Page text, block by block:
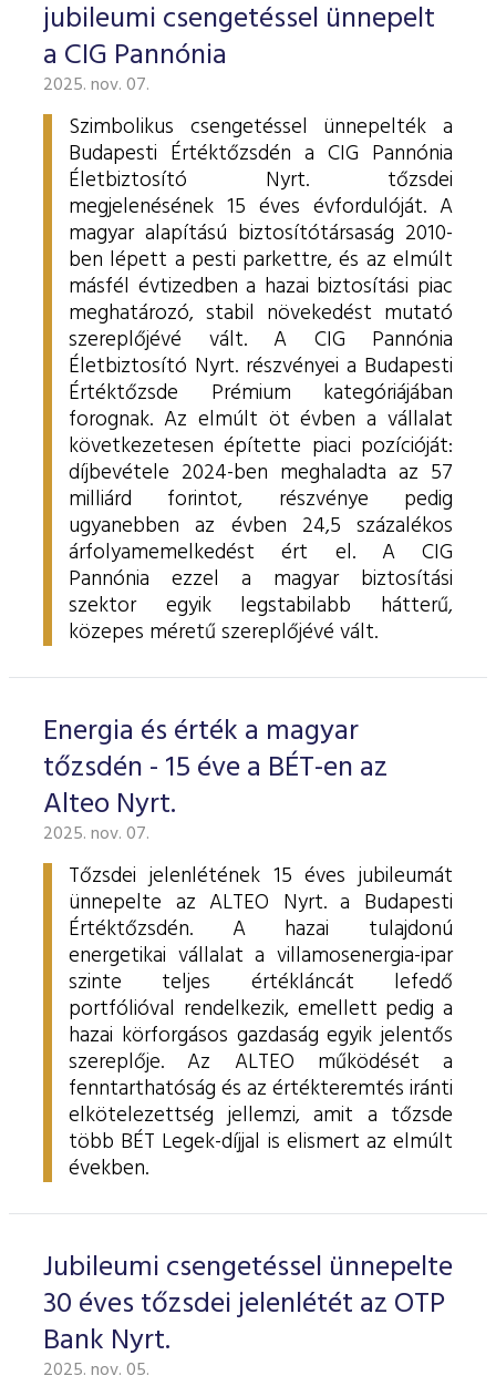
jubileumi csengetéssel ünnepelt
a CIG Pannónia
2025. nov. 07.
Szimbolikus csengetéssel ünnepelték a
Budapesti Értéktőzsdén a CIG Pannónia
Életbiztosító Nyrt. tőzsdei
megjelenésének 15 éves évfordulóját. A
magyar alapítású biztosítótársaság 2010-
ben lépett a pesti parkettre, és az elmúlt
másfél évtizedben a hazai biztosítási piac
meghatározó, stabil növekedést mutató
szereplőjévé vált. A CIG Pannónia
Életbiztosító Nyrt. részvényei a Budapesti
Értéktőzsde Prémium kategóriájában
forognak. Az elmúlt öt évben a vállalat
következetesen építette piaci pozícióját:
díjbevétele 2024-ben meghaladta az 57
milliárd forintot, részvénye pedig
ugyanebben az évben 24,5 százalékos
árfolyamemelkedést ért el. A CIG
Pannónia ezzel a magyar biztosítási
szektor egyik legstabilabb hátterű,
közepes méretű szereplőjévé vált.
Energia és érték a magyar
tőzsdén - 15 éve a BÉT-en az
Alteo Nyrt.
2025. nov. 07.
Tőzsdei jelenlétének 15 éves jubileumát
ünnepelte az ALTEO Nyrt. a Budapesti
Értéktőzsdén. A hazai tulajdonú
energetikai vállalat a villamosenergia-ipar
szinte teljes értékláncát lefedő
portfólióval rendelkezik, emellett pedig a
hazai körforgásos gazdaság egyik jelentős
szereplője. Az ALTEO működését a
fenntarthatóság és az értékteremtés iránti
elkötelezettség jellemzi, amit a tőzsde
több BÉT Legek-díjjal is elismert az elmúlt
években.
Jubileumi csengetéssel ünnepelte
30 éves tőzsdei jelenlétét az OTP
Bank Nyrt.
2025. nov. 05.